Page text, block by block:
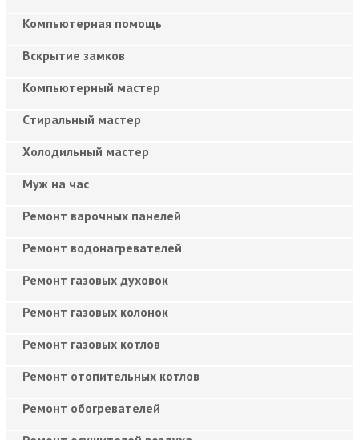
Компьютерная помощь
Вскрытие замков
Компьютерный мастер
Cтиральный мастер
Холодильный мастер
Муж на час
Ремонт варочных панелей
Ремонт водонагревателей
Ремонт газовых духовок
Ремонт газовых колонок
Ремонт газовых котлов
Ремонт отопительных котлов
Ремонт обогревателей